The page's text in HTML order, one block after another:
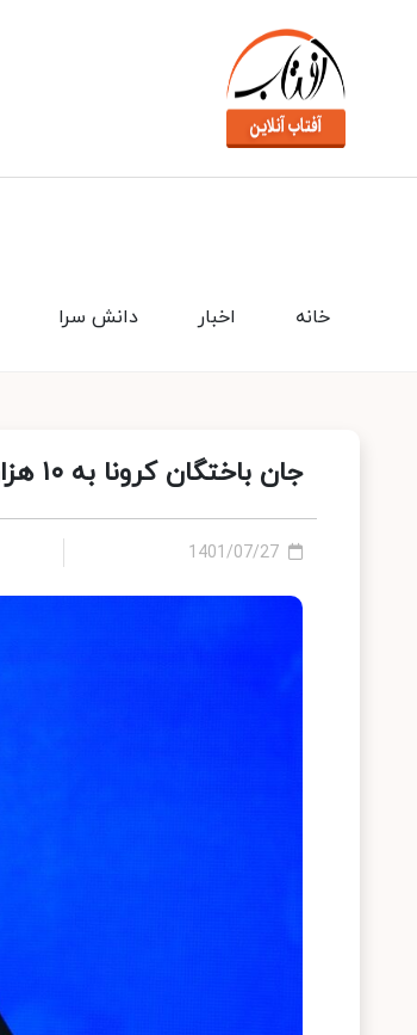
دانش سرا اخبار خانه
جان باختگان کرونا به ۱۰ هزار و ۹۵۸ نفر رسید
1401/07/27